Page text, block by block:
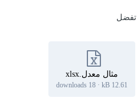
تفضل
مثال معدل.xlsx
12.61 kB
·
18 downloads